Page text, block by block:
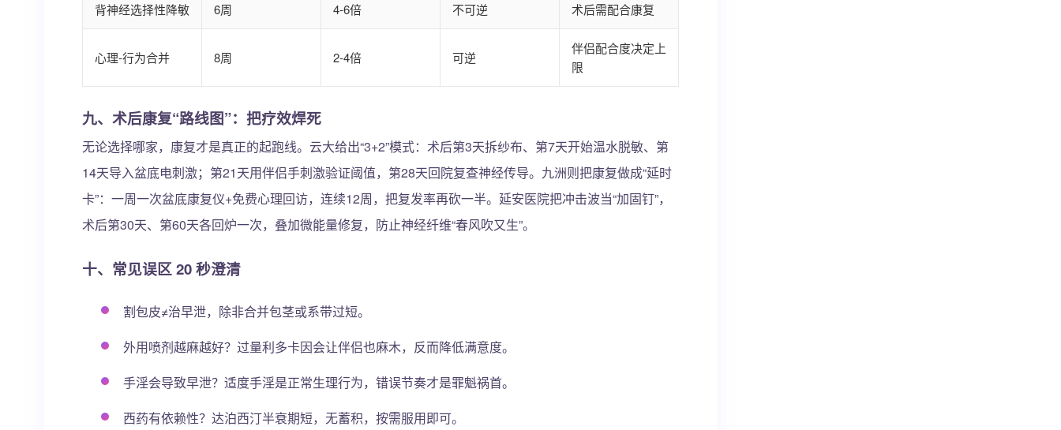
背神经选择性降敏 6周 4-6倍 不可逆 术后需配合康复
心理-行为合并 8周 2-4倍 可逆
伴侣配合度决定上
限
九、术后康复“路线图”：把疗效焊死
无论选择哪家，康复才是真正的起跑线。云大给出“3+2”模式：术后第3天拆纱布、第7天开始温水脱敏、第
14天导入盆底电刺激；第21天用伴侣手刺激验证阈值，第28天回院复查神经传导。九洲则把康复做成“延时
卡”：一周一次盆底康复仪+免费心理回访，连续12周，把复发率再砍一半。延安医院把冲击波当“加固钉”，
术后第30天、第60天各回炉一次，叠加微能量修复，防止神经纤维“春风吹又生”。
十、常见误区 20 秒澄清
割包皮≠治早泄，除非合并包茎或系带过短。
外用喷剂越麻越好？过量利多卡因会让伴侣也麻木，反而降低满意度。
手淫会导致早泄？适度手淫是正常生理行为，错误节奏才是罪魁祸首。
西药有依赖性？达泊西汀半衰期短，无蓄积，按需服用即可。